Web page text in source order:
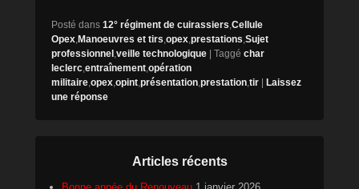
Posté dans 12° régiment de cuirassiers,Cellule
Opex,Manoeuvres et tirs,opex,prestations,Sujet
professionnel,veille technologique | Taggé char
leclerc,entraînement,opération
militaire,opex,opint,présentation,prestation,tir | Laissez
une réponse
Articles récents